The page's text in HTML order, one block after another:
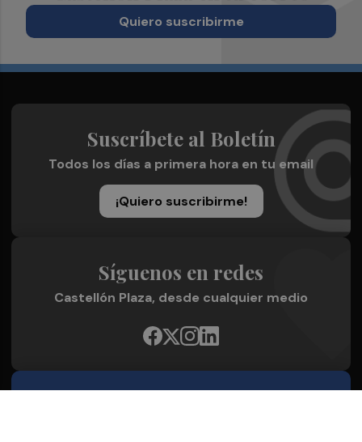
Quiero suscribirme
Suscríbete al Boletín
Todos los días a primera hora en tu email
¡Quiero suscribirme!
Síguenos en redes
Castellón Plaza, desde cualquier medio